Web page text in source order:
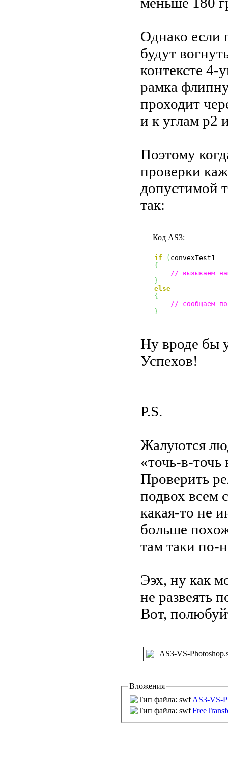
Однако если
будут
контексте 4-
рамка
проходит
и к углам p2
Поэтому
проверки
допустимой
так:
Код AS3:
if ( convexTest1
{
// вызываем
}
else
{
// сообщаем
}
Ну вроде бы
Успехов!
P.S.
Жалуются
«точь-в-
Проверить
подвох всем
какая-то не
больше
там таки по-
Ээх, ну как
не развеять
Вот,
AS3-VS-
Вложения
AS3-VS-